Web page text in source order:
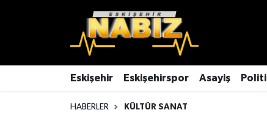
Eskişehir Eskişehirspor Asayiş
HABERLER KÜLTÜR SANAT
Eskişehir Hava Durumu
Eskişehir Trafik Yoğunluk Haritası
TFF 3.Lig 4.Grup Puan Durumu ve Fikstür